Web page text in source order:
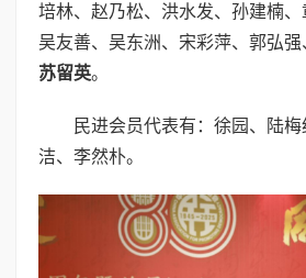
培林、赵乃松、洪水发、孙建楠、
吴友善、吴东洲、宋彩萍、郭弘强
苏留英。
民进会员代表有：徐园、陆
洁、李然朴。